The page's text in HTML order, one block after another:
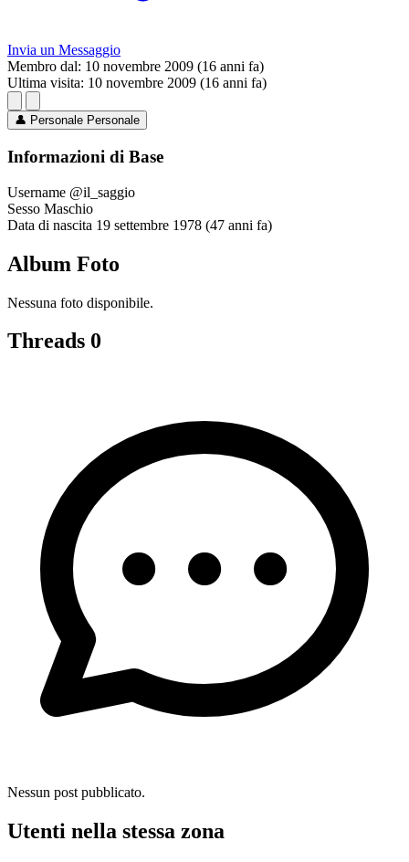
Invia un Messaggio
Membro dal: 10 novembre 2009 (16 anni fa)
Ultima visita: 10 novembre 2009 (16 anni fa)
👤 Personale Personale
Informazioni di Base
Username @il_saggio
Sesso Maschio
Data di nascita 19 settembre 1978 (47 anni fa)
Album Foto
Nessuna foto disponibile.
Threads 0
Nessun post pubblicato.
Utenti nella stessa zona